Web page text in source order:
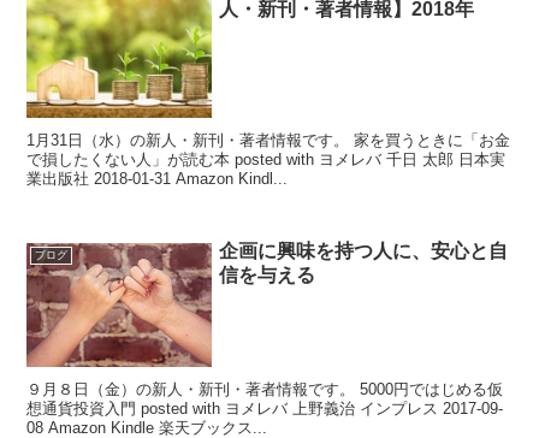
人・新刊・著者情報】2018年
1月31日（水）の新人・新刊・著者情報です。 家を買うときに「お金
で損したくない人」が読む本 posted with ヨメレバ 千日 太郎 日本実
業出版社 2018-01-31 Amazon Kindl...
ブログ
企画に興味を持つ人に、安心と自
信を与える
９月８日（金）の新人・新刊・著者情報です。 5000円ではじめる仮
想通貨投資入門 posted with ヨメレバ 上野義治 インプレス 2017-09-
08 Amazon Kindle 楽天ブックス...